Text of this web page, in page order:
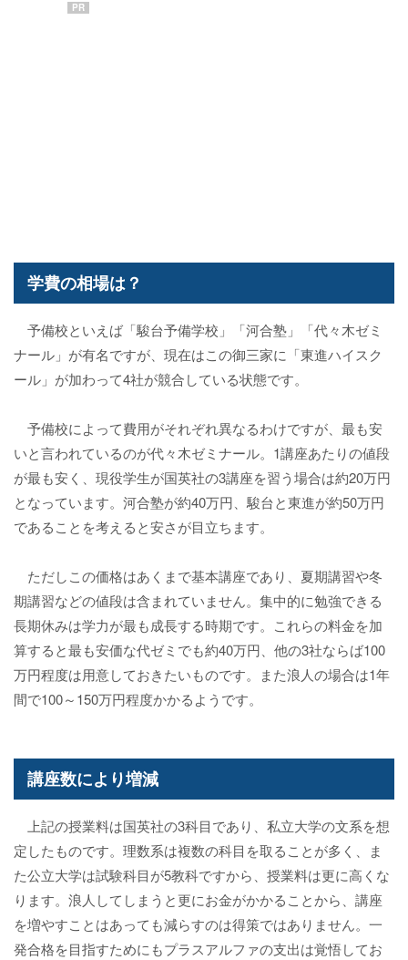
PR
学費の相場は？
予備校といえば「駿台予備学校」「河合塾」「代々木ゼミ
ナール」が有名ですが、現在はこの御三家に「東進ハイスク
ール」が加わって4社が競合している状態です。
予備校によって費用がそれぞれ異なるわけですが、最も安
いと言われているのが代々木ゼミナール。1講座あたりの値段
が最も安く、現役学生が国英社の3講座を習う場合は約20万円
となっています。河合塾が約40万円、駿台と東進が約50万円
であることを考えると安さが目立ちます。
ただしこの価格はあくまで基本講座であり、夏期講習や冬
期講習などの値段は含まれていません。集中的に勉強できる
長期休みは学力が最も成長する時期です。これらの料金を加
算すると最も安価な代ゼミでも約40万円、他の3社ならば100
万円程度は用意しておきたいものです。また浪人の場合は1年
間で100～150万円程度かかるようです。
講座数により増減
上記の授業料は国英社の3科目であり、私立大学の文系を想
定したものです。理数系は複数の科目を取ることが多く、ま
た公立大学は試験科目が5教科ですから、授業料は更に高くな
ります。浪人してしまうと更にお金がかかることから、講座
を増やすことはあっても減らすのは得策ではありません。一
発合格を目指すためにもプラスアルファの支出は覚悟してお